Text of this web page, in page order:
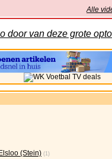
Alle
door van deze grote
(Stein) (1)